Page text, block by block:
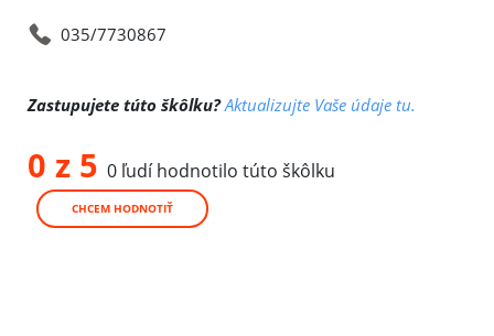
035/7730867
Zastupujete túto škôlku? Aktualizujte Vaše údaje tu.
0 z 5 0 ľudí hodnotilo túto škôlku
CHCEM HODNOTIŤ